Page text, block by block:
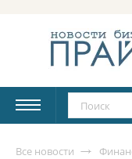
Все новости